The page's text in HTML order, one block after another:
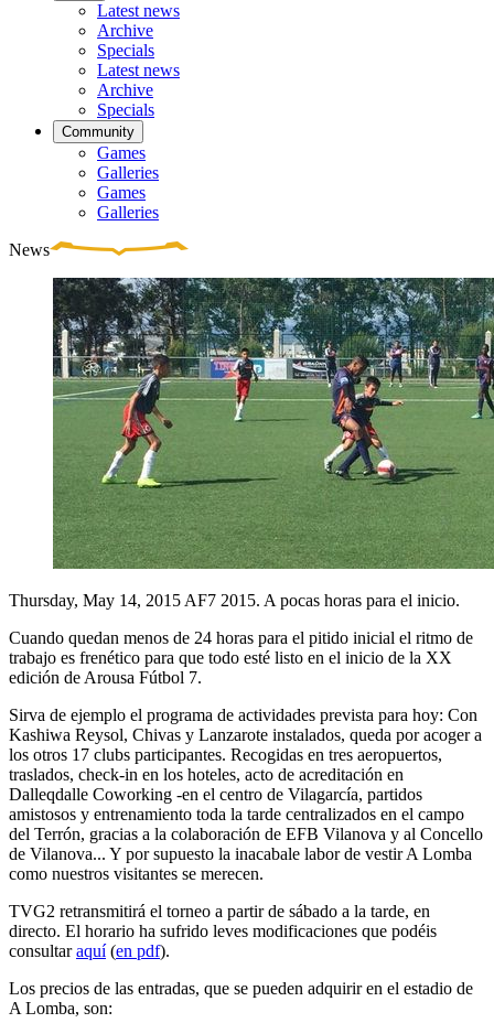
Latest news
Archive
Specials
Latest news
Archive
Specials
Community
Games
Galleries
Games
Galleries
News
Thursday, May 14, 2015 AF7 2015. A pocas horas para el inicio.
Cuando quedan menos de 24 horas para el pitido inicial el ritmo de
trabajo es frenético para que todo esté listo en el inicio de la XX
edición de Arousa Fútbol 7.
Sirva de ejemplo el programa de actividades prevista para hoy: Con
Kashiwa Reysol, Chivas y Lanzarote instalados, queda por acoger a
los otros 17 clubs participantes. Recogidas en tres aeropuertos,
traslados, check-in en los hoteles, acto de acreditación en
Dalleqdalle Coworking -en el centro de Vilagarcía, partidos
amistosos y entrenamiento toda la tarde centralizados en el campo
del Terrón, gracias a la colaboración de EFB Vilanova y al Concello
de Vilanova... Y por supuesto la inacabale labor de vestir A Lomba
como nuestros visitantes se merecen.
TVG2 retransmitirá el torneo a partir de sábado a la tarde, en
directo. El horario ha sufrido leves modificaciones que podéis
consultaraquí(en pdf).
Los precios de las entradas, que se pueden adquirir en el estadio de
A Lomba, son: